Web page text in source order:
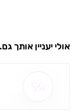
אולי יעניין אותך